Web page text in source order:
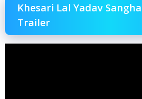
Khesari Lal Yadav
Trailer